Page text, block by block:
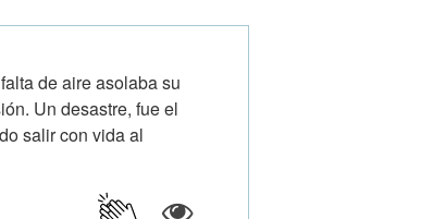
de aire asolaba su
Un desastre, fue el
salir con vida al